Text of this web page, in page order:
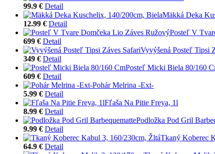
99.9 € Detail
Mäkká Deka
12.99 € Detail
Posteľ V
699 € Detail
Vyvýšená Posteľ Tipsi
349 € Detail
Posteľ Micki Biela 80/160
609 € Detail
Pohár Melrina -Ext-
5.99 € Detail
Fľaša Na Pitie Freya, 1l
8.99 € Detail
Podložka Pod Gril
9.99 € Detail
Tkaný Koberec
64.9 € Detail